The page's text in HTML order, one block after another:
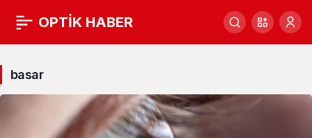
OPTİK HABER
basar
Haberleri
basar